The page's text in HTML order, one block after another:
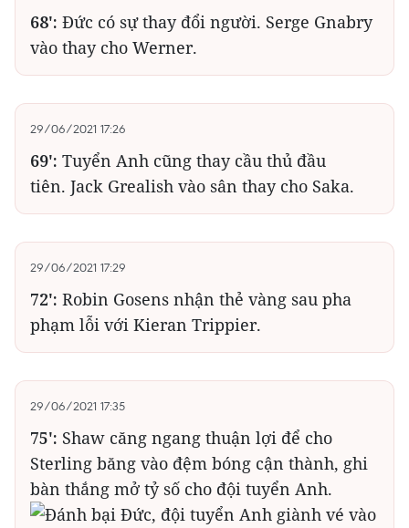
68': Đức có sự thay đổi người. Serge Gnabry
vào thay cho Werner.
29/06/2021 17:26
69': Tuyển Anh cũng thay cầu thủ đầu
tiên. Jack Grealish vào sân thay cho Saka.
29/06/2021 17:29
72': Robin Gosens nhận thẻ vàng sau pha
phạm lỗi với Kieran Trippier.
29/06/2021 17:35
75': Shaw căng ngang thuận lợi để cho
Sterling băng vào đệm bóng cận thành, ghi
bàn thắng mở tỷ số cho đội tuyển Anh.